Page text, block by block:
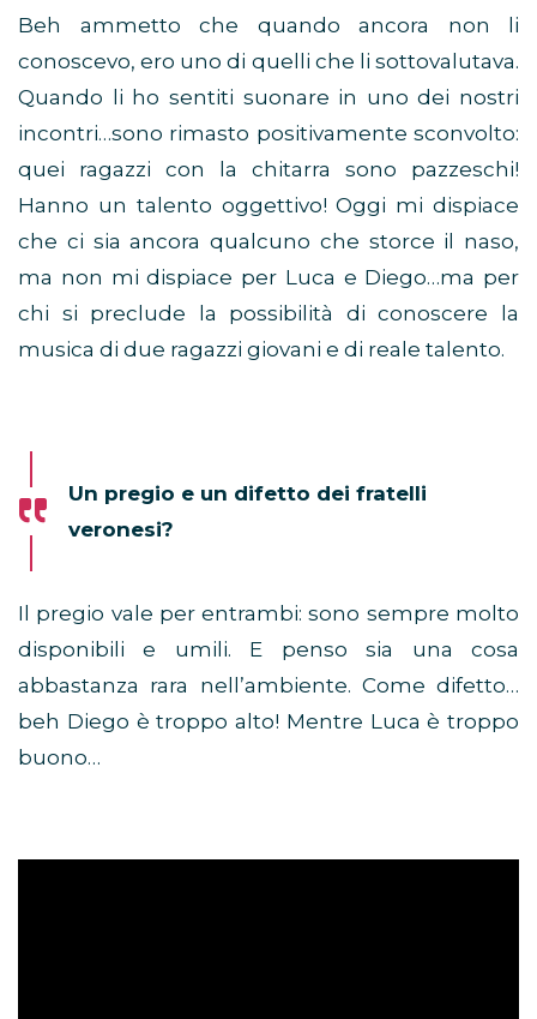
Beh ammetto che quando ancora non li
conoscevo, ero uno di quelli che li sottovalutava.
Quando li ho sentiti suonare in uno dei nostri
incontri…sono rimasto positivamente sconvolto:
quei ragazzi con la chitarra sono pazzeschi!
Hanno un talento oggettivo! Oggi mi dispiace
che ci sia ancora qualcuno che storce il naso,
ma non mi dispiace per Luca e Diego…ma per
chi si preclude la possibilità di conoscere la
musica di due ragazzi giovani e di reale talento.
Un pregio e un difetto dei fratelli
veronesi?
Il pregio vale per entrambi: sono sempre molto
disponibili e umili. E penso sia una cosa
abbastanza rara nell’ambiente. Come difetto…
beh Diego è troppo alto! Mentre Luca è troppo
buono…